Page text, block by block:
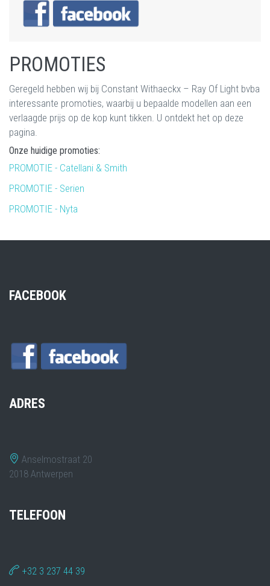
PROMOTIES
Geregeld hebben wij bij Constant Withaeckx – Ray Of Light bvba
interessante promoties, waarbij u bepaalde modellen aan een
verlaagde prijs op de kop kunt tikken. U ontdekt het op deze
pagina.
Onze huidige promoties:
PROMOTIE - Catellani & Smith
PROMOTIE - Serien
PROMOTIE - Nyta
FACEBOOK
ADRES
Anselmostraat 20
2018 Antwerpen
TELEFOON
+32 3 237 44 39